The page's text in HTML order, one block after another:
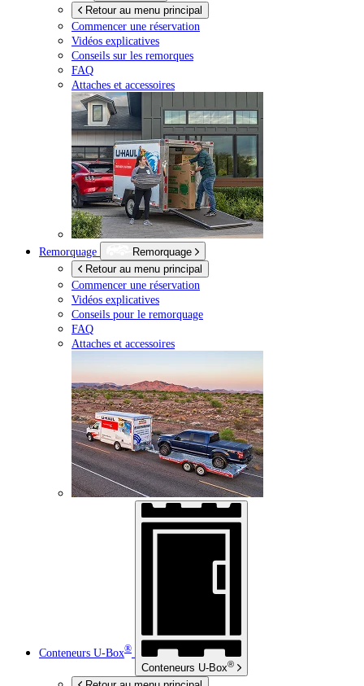
Retour au menu principal
Commencer une réservation
Vidéos explicatives
Conseils sur les remorques
FAQ
Attaches et accessoires
Remorquage
Remorquage
Retour au menu principal
Commencer une réservation
Vidéos explicatives
Conseils pour le remorquage
FAQ
Attaches et accessoires
Conteneurs U-Box®
Conteneurs U-Box®